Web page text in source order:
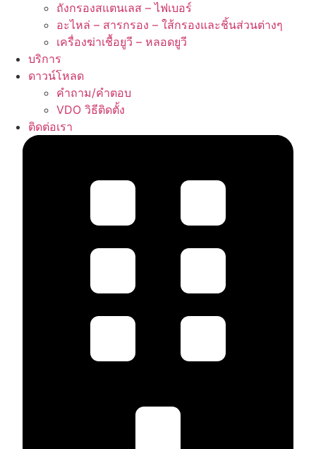
ถังกรองสแตนเลส – ไฟเบอร์
อะไหล่ – สารกรอง – ใส้กรองและชิ้นส่วนต่างๆ
เครื่องฆ่าเชื้อยูวี – หลอดยูวี
บริการ
ดาวน์โหลด
คำถาม/คำตอบ
VDO วิธีติดตั้ง
ติดต่อเรา